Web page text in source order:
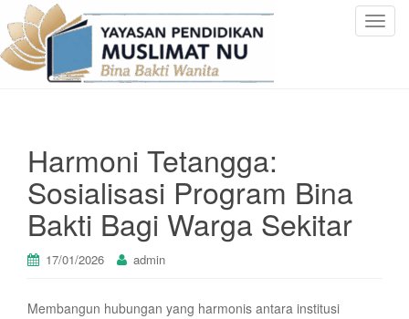
T
Harmoni Tetangga:
Sosialisasi Program Bina
Bakti Bagi Warga Sekitar
17/01/2026 admin
Membangun hubungan yang harmonis antara institusi